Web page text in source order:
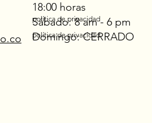
18:00 horas
Sábado: 8 am - 6 pm
Domingo: CERRADO
política de privacidad
política de privacidad